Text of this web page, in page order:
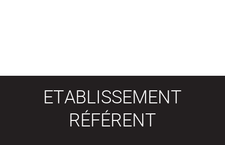
ETABLISSEMENT
RÉFÉRENT